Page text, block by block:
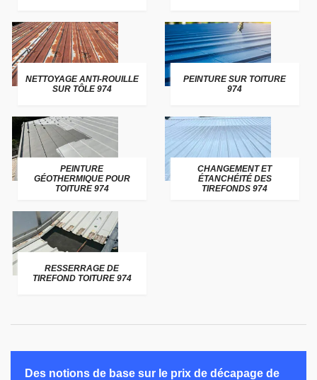
NETTOYAGE ANTI-ROUILLE
SUR TÔLE 974
PEINTURE SUR TOITURE
974
PEINTURE
GÉOTHERMIQUE POUR
TOITURE 974
CHANGEMENT ET
ÉTANCHÉITÉ DES
TIREFONDS 974
RESSERRAGE DE
TIREFOND TOITURE 974
Des notions de base sur le prix de décapage de